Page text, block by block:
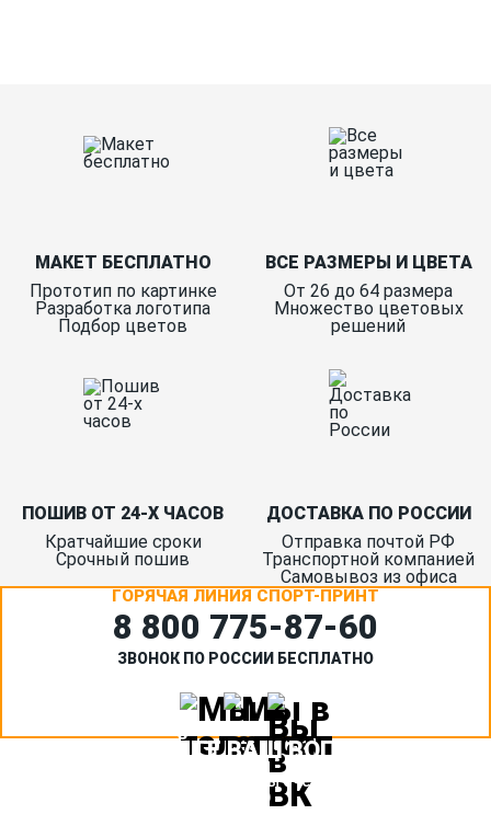
МАКЕТ БЕСПЛАТНО
Прототип по картинке
Разработка логотипа
Подбор цветов
ВСЕ РАЗМЕРЫ И ЦВЕТА
От 26 до 64 размера
Множество цветовых
решений
ПОШИВ ОТ 24-Х ЧАСОВ
Кратчайшие сроки
Срочный пошив
ДОСТАВКА ПО РОССИИ
Отправка почтой РФ
Транспортной компанией
Самовывоз из офиса
ГОРЯЧАЯ ЛИНИЯ СПОРТ-ПРИНТ
8 800 775‑87-60
ЗВОНОК ПО РОССИИ БЕСПЛАТНО
ЗАДАЙТЕ ВАШ ВОПРОС
Или кратко опишите ситуацию. Мы очень быстро свяжемся с
вами :)